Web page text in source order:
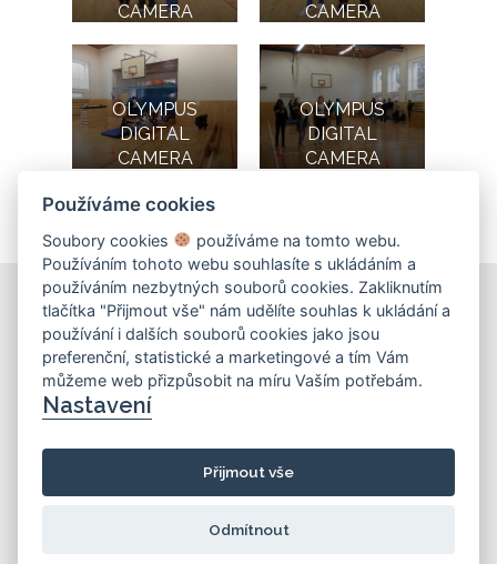
CAMERA
CAMERA
OLYMPUS
DIGITAL
CAMERA
OLYMPUS
DIGITAL
CAMERA
KONTAKT
info@zskosinova.cz
Používáme cookies
Soubory cookies
používáme na tomto webu.
Používáním tohoto webu souhlasíte s ukládáním a
používáním nezbytných souborů cookies. Zakliknutím
tlačítka "Přijmout vše" nám udělíte souhlas k ukládání a
používání i dalších souborů cookies jako jsou
preferenční, statistické a marketingové a tím Vám
můžeme web přizpůsobit na míru Vaším potřebám.
Nastavení
Přijmout vše
Odmítnout